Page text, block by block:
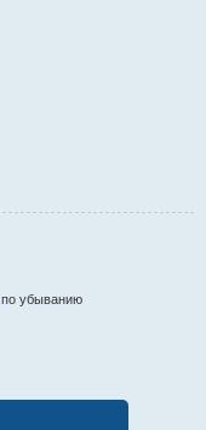
по убыванию